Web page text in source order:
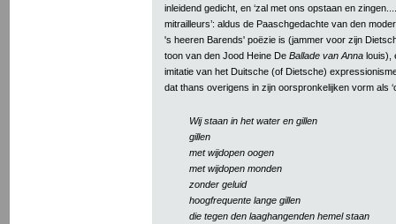
inleidend gedicht, en ‘zal met ons opstaan en
mitrailleurs’: aldus de Paaschgedachte van den
's heeren Barends' poëzie is (jammer voor zijn
toon van den Jood Heine De Ballade van Anna louis),
imitatie van het Duitsche (of Dietsche)
dat thans overigens in zijn oorspronkelijken vorm als
Wij staan in het water en gillen
gillen
met wijdopen oogen
met wijdopen monden
zonder geluid
hoogfrequente lange gillen
die tegen den laaghangenden hemel staan